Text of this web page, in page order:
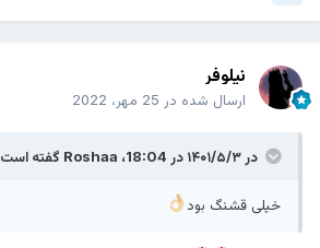
چه اندیشه ای با ذهن خود کرده بود ...!
نیلوفر
ارسال شده در 25 مهر، 2022
در ۱۴۰۱/۵/۳ در 18:04، Roshaaگفته است:
خیلی قشنگ بود